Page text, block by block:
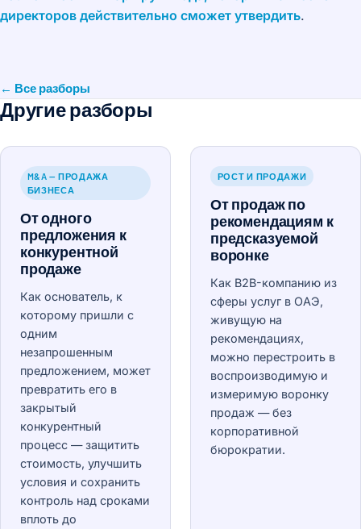
директоров действительно сможет утвердить.
← Все разборы
Другие разборы
M&A — ПРОДАЖА
БИЗНЕСА
От одного
предложения к
конкурентной
продаже
Как основатель, к
которому пришли с
одним
незапрошенным
предложением, может
превратить его в
закрытый
конкурентный
процесс — защитить
стоимость, улучшить
условия и сохранить
контроль над сроками
вплоть до
РОСТ И ПРОДАЖИ
От продаж по
рекомендациям к
предсказуемой
воронке
Как B2B-компанию из
сферы услуг в ОАЭ,
живущую на
рекомендациях,
можно перестроить в
воспроизводимую и
измеримую воронку
продаж — без
корпоративной
бюрократии.